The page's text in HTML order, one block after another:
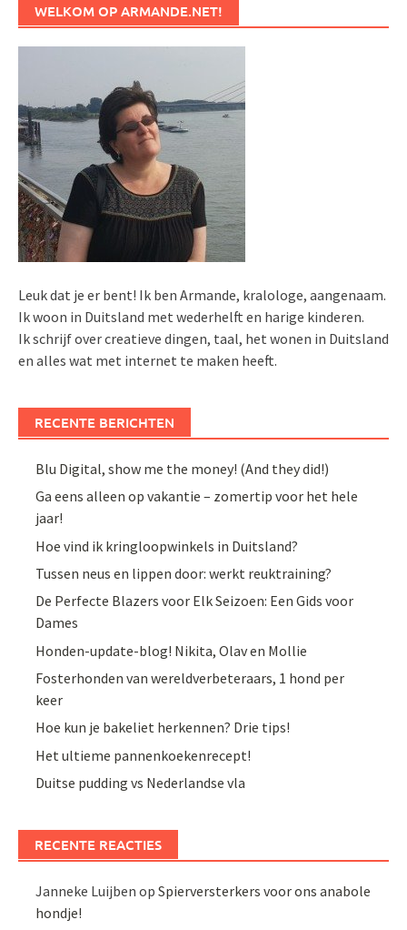
WELKOM OP ARMANDE.NET!
Leuk dat je er bent! Ik ben Armande, kralologe, aangenaam.
Ik woon in Duitsland met wederhelft en harige kinderen.
Ik schrijf over creatieve dingen, taal, het wonen in Duitsland
en alles wat met internet te maken heeft.
RECENTE BERICHTEN
Blu Digital, show me the money! (And they did!)
Ga eens alleen op vakantie – zomertip voor het hele
jaar!
Hoe vind ik kringloopwinkels in Duitsland?
Tussen neus en lippen door: werkt reuktraining?
De Perfecte Blazers voor Elk Seizoen: Een Gids voor
Dames
Honden-update-blog! Nikita, Olav en Mollie
Fosterhonden van wereldverbeteraars, 1 hond per
keer
Hoe kun je bakeliet herkennen? Drie tips!
Het ultieme pannenkoekenrecept!
Duitse pudding vs Nederlandse vla
RECENTE REACTIES
Janneke Luijben opSpierversterkers voor ons anabole
hondje!